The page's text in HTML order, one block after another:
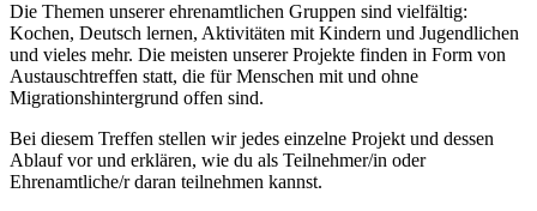
Die Themen unserer ehrenamtlichen Gruppen sind vielfältig:
Kochen, Deutsch lernen, Aktivitäten mit Kindern und Jugendlichen
und vieles mehr. Die meisten unserer Projekte finden in Form von
Austauschtreffen statt, die für Menschen mit und ohne
Migrationshintergrund offen sind.
Bei diesem Treffen stellen wir jedes einzelne Projekt und dessen
Ablauf vor und erklären, wie du als Teilnehmer/in oder
Ehrenamtliche/r daran teilnehmen kannst.